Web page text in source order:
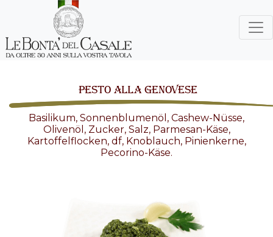
PESTO ALLA GENOVESE
Basilikum, Sonnenblumenöl, Cashew-Nüsse,
Olivenöl, Zucker, Salz, Parmesan-Käse,
Kartoffelflocken, df, Knoblauch, Pinienkerne,
Pecorino-Käse.